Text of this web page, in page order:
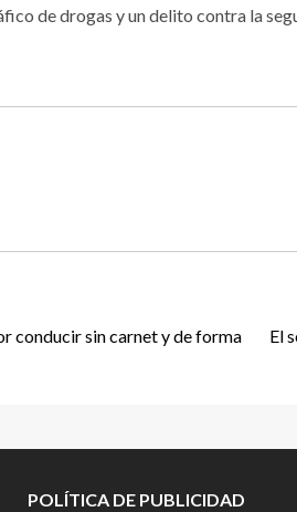
de drogas y un delito contra la
conducir sin carnet y de forma
El
POLÍTICA DE PUBLICIDAD